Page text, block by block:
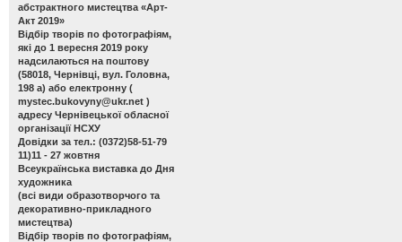
абстрактного мистецтва «Арт-
Акт 2019»
Відбір творів по фотографіям,
які до 1 вересня 2019 року
надсилаються на поштову
(58018, Чернівці, вул. Головна,
198 а) або електронну (
mystec.bukovyny@ukr.net )
адресу Чернівецької обласної
організації НСХУ
Довідки за тел.: (0372)58-51-79
11)11 - 27 жовтня
Всеукраїнська виставка до Дня
художника
(всі види образотворчого та
декоративно-прикладного
мистецтва)
Відбір творів по фотографіям,